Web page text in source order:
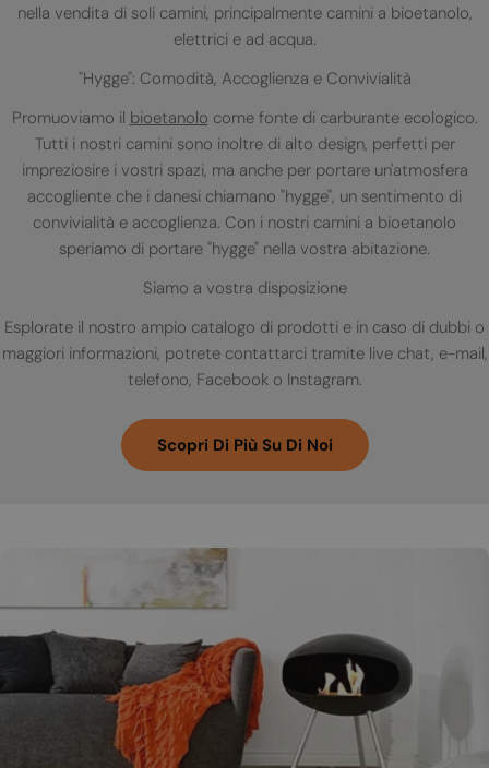
nella vendita di soli camini, principalmente camini a bioetanolo,
elettrici e ad acqua.
"Hygge": Comodità, Accoglienza e Convivialità
Promuoviamo il bioetanolo come fonte di carburante ecologico.
Tutti i nostri camini sono inoltre di alto design, perfetti per
impreziosire i vostri spazi, ma anche per portare un'atmosfera
accogliente che i danesi chiamano "hygge", un sentimento di
convivialità e accoglienza. Con i nostri camini a bioetanolo
speriamo di portare "hygge" nella vostra abitazione.
Siamo a vostra disposizione
Esplorate il nostro ampio catalogo di prodotti e in caso di dubbi o
maggiori informazioni, potrete contattarci tramite live chat, e-mail,
telefono, Facebook o Instagram.
Scopri Di Più Su Di Noi